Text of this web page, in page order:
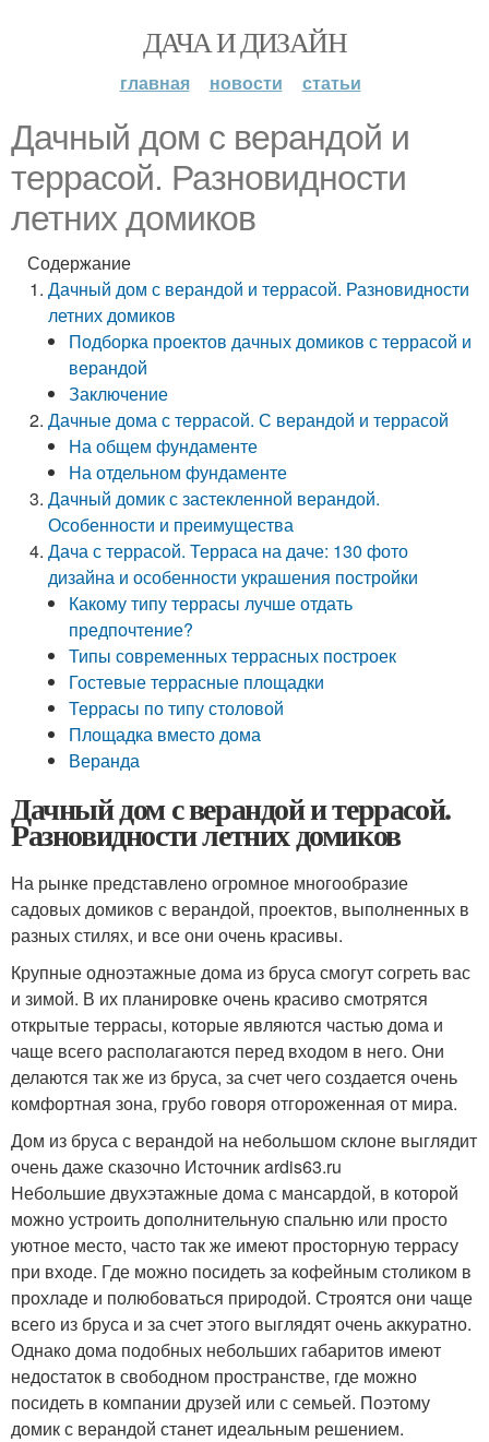
ДАЧА И ДИЗАЙН
главная новости статьи
Дачный дом с верандой и
террасой. Разновидности
летних домиков
Содержание
Дачный дом с верандой и террасой. Разновидности
летних домиков
Подборка проектов дачных домиков с террасой и
верандой
Заключение
Дачные дома с террасой. С верандой и террасой
На общем фундаменте
На отдельном фундаменте
Дачный домик с застекленной верандой.
Особенности и преимущества
Дача с террасой. Терраса на даче: 130 фото
дизайна и особенности украшения постройки
Какому типу террасы лучше отдать
предпочтение?
Типы современных террасных построек
Гостевые террасные площадки
Террасы по типу столовой
Площадка вместо дома
Веранда
Дачный дом с верандой и террасой.
Разновидности летних домиков
На рынке представлено огромное многообразие
садовых домиков с верандой, проектов, выполненных в
разных стилях, и все они очень красивы.
Крупные одноэтажные дома из бруса смогут согреть вас
и зимой. В их планировке очень красиво смотрятся
открытые террасы, которые являются частью дома и
чаще всего располагаются перед входом в него. Они
делаются так же из бруса, за счет чего создается очень
комфортная зона, грубо говоря отгороженная от мира.
Дом из бруса с верандой на небольшом склоне выглядит
очень даже сказочно Источник ardis63.ru
Небольшие двухэтажные дома с мансардой, в которой
можно устроить дополнительную спальню или просто
уютное место, часто так же имеют просторную террасу
при входе. Где можно посидеть за кофейным столиком в
прохладе и полюбоваться природой. Строятся они чаще
всего из бруса и за счет этого выглядят очень аккуратно.
Однако дома подобных небольших габаритов имеют
недостаток в свободном пространстве, где можно
посидеть в компании друзей или с семьей. Поэтому
домик с верандой станет идеальным решением.